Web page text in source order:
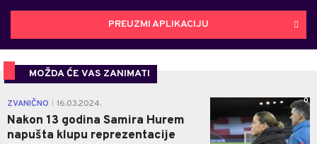
PREUZMI APLIKACIJU
MOŽDA ĆE VAS ZANIMATI
ZVANIČNO 16.03.2024.
Nakon 13 godina Samira Hurem
napušta klupu reprezentacije
0